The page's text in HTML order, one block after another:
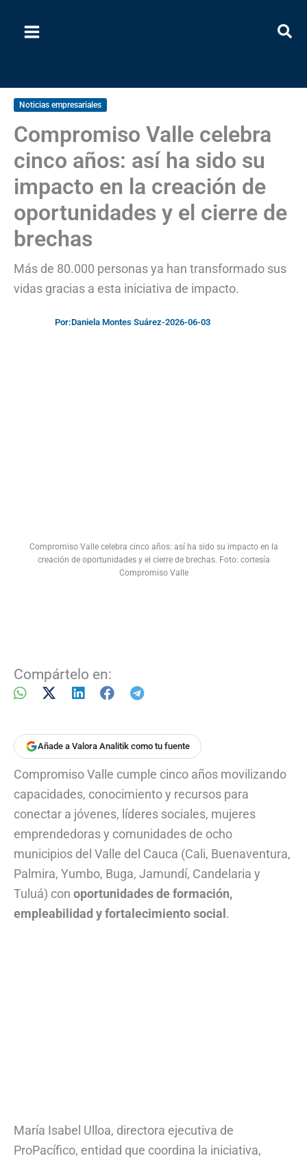
Noticias empresariales
Compromiso Valle celebra
cinco años: así ha sido su
impacto en la creación de
oportunidades y el cierre de
brechas
Más de 80.000 personas ya han transformado sus
vidas gracias a esta iniciativa de impacto.
Por:Daniela Montes Suárez-2026-06-03
Compromiso Valle celebra cinco años: así ha sido su impacto en la
creación de oportunidades y el cierre de brechas. Foto: cortesía
Compromiso Valle
Compártelo en:
Añade a Valora Analitik como tu fuente
Compromiso Valle cumple cinco años movilizando
capacidades, conocimiento y recursos para
conectar a jóvenes, líderes sociales, mujeres
emprendedoras y comunidades de ocho
municipios del Valle del Cauca (Cali, Buenaventura,
Palmira, Yumbo, Buga, Jamundí, Candelaria y
Tuluá) con oportunidades de formación,
empleabilidad y fortalecimiento social .
María Isabel Ulloa, directora ejecutiva de
ProPacífico, entidad que coordina la iniciativa,